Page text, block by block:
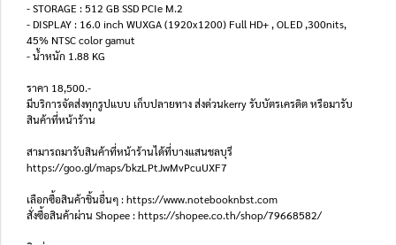
- STORAGE : 512 GB SSD PCIe M.2
- DISPLAY : 16.0 inch WUXGA (1920x1200) Full HD+ , OLED ,300nits,
45% NTSC color gamut
- น้ำหนัก 1.88 KG
ราคา 18,500.-
มีบริการจัดส่งทุกรูปแบบ เก็บปลายทาง ส่งด่วนkerry รับบัตรเครดิต หรือมารับ
สินค้าที่หน้าร้าน
สามารถมารับสินค้าที่หน้าร้านได้ที่บางแสนชลบุรี
https://goo.gl/maps/bkzLPtJwMvPcuUXF7
เลือกซื้อสินค้าชิ้นอื่นๆ : https://www.notebooknbst.com
สั่งซื้อสินค้าผ่าน Shopee : https://shopee.co.th/shop/79668582/